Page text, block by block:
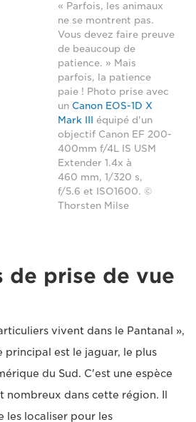
« Parfois, les animaux
ne se montrent pas.
Vous devez faire preuve
de beaucoup de
patience. » Mais
parfois, la patience
paie ! Photo prise avec
un Canon EOS-1D X
Mark III
équipé d'un
objectif Canon EF 200-
400mm f/4L IS USM
Extender 1.4x à
460 mm, 1/320 s,
f/5.6 et ISO1600. ©
Thorsten Milse
de prise de vue
vivent dans le Pantanal »,
principal est le jaguar, le plus
du Sud. C'est une espèce
nombreux dans cette région. Il
les localiser pour les